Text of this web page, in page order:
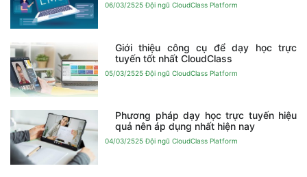
06/03/2525 Đội ngũ CloudClass Platform
Giới thiệu công cụ để dạy học trực
tuyến tốt nhất CloudClass
05/03/2525 Đội ngũ CloudClass Platform
Phương pháp dạy học trực tuyến hiệu
quả nên áp dụng nhất hiện nay
04/03/2525 Đội ngũ CloudClass Platform